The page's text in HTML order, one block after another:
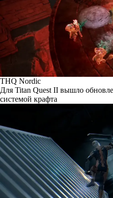
THQ Nordic
Для Titan Quest II вышло
системой крафта